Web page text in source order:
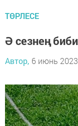
ТӨРЛЕСЕ
Ә сезнең
Автор, 6 июнь